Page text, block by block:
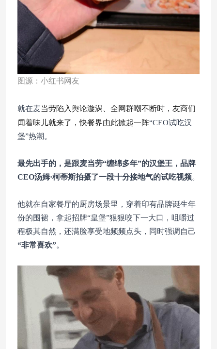
图源：小红书网友
就在麦当劳陷入舆论漩涡、全网群嘲不断时，友商们
闻着味儿就来了，快餐界由此掀起一阵“CEO试吃汉
堡”热潮。
最先出手的，是跟麦当劳“缠绵多年”的汉堡王，品牌
CEO汤姆·柯蒂斯拍摄了一段十分接地气的试吃视频。
他就在自家餐厅的厨房场景里，穿着印有品牌诞生年
份的围裙，拿起招牌“皇堡”狠狠咬下一大口，咀嚼过
程极其自然，还满脸享受地频频点头，同时强调自己
“非常喜欢”。